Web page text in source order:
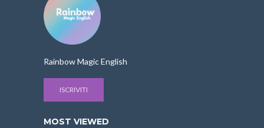
Rainbow Magic English
ISCRIVITI
MOST VIEWED